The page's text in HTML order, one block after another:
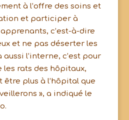
à l’offre des soins et
et participer à
c’est-à-dire
et ne pas déserter les
aussi l’interne, c’est pour
les rats des hôpitaux,
être plus à l’hôpital que
», a indiqué le